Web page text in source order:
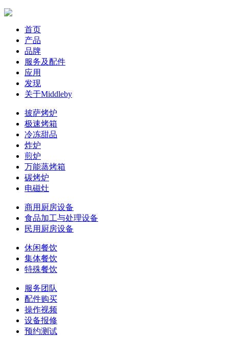
首页
产品
品牌
服务及配件
应用
发现
关于Middleby
披萨烤炉
极速烤箱
冷冻甜品
炸炉
煎炉
万能蒸烤箱
碳烤炉
电磁灶
商用厨房设备
食品加工与处理设备
民用厨房设备
休闲餐饮
集体餐饮
特殊餐饮
服务团队
配件购买
操作视频
设备报修
预约测试